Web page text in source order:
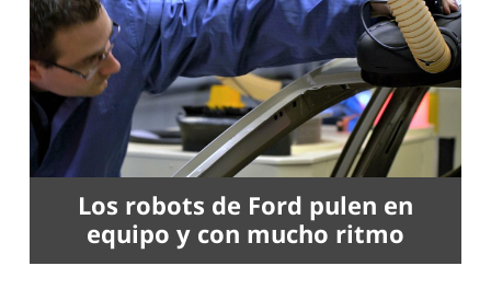
Los robots de Ford pulen en
equipo y con mucho ritmo